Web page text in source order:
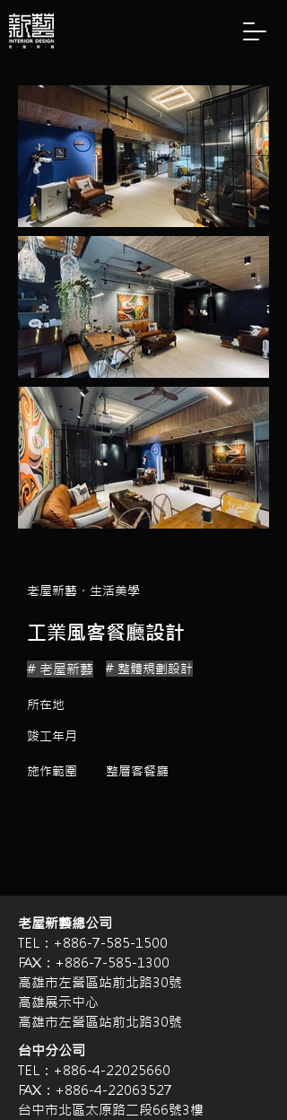
老屋新藝・生活美學
工業風客餐廳設計
# 老屋新藝 # 整體規劃設計
所在地
竣工年月
施作範圍 整層客餐廳
老屋新藝總公司
TEL：+886-7-585-1500
FAX：+886-7-585-1300
高雄市左營區站前北路30號
高雄展示中心
高雄市左營區站前北路30號
台中分公司
TEL：+886-4-22025660
FAX：+886-4-22063527
台中市北區太原路二段66號3樓